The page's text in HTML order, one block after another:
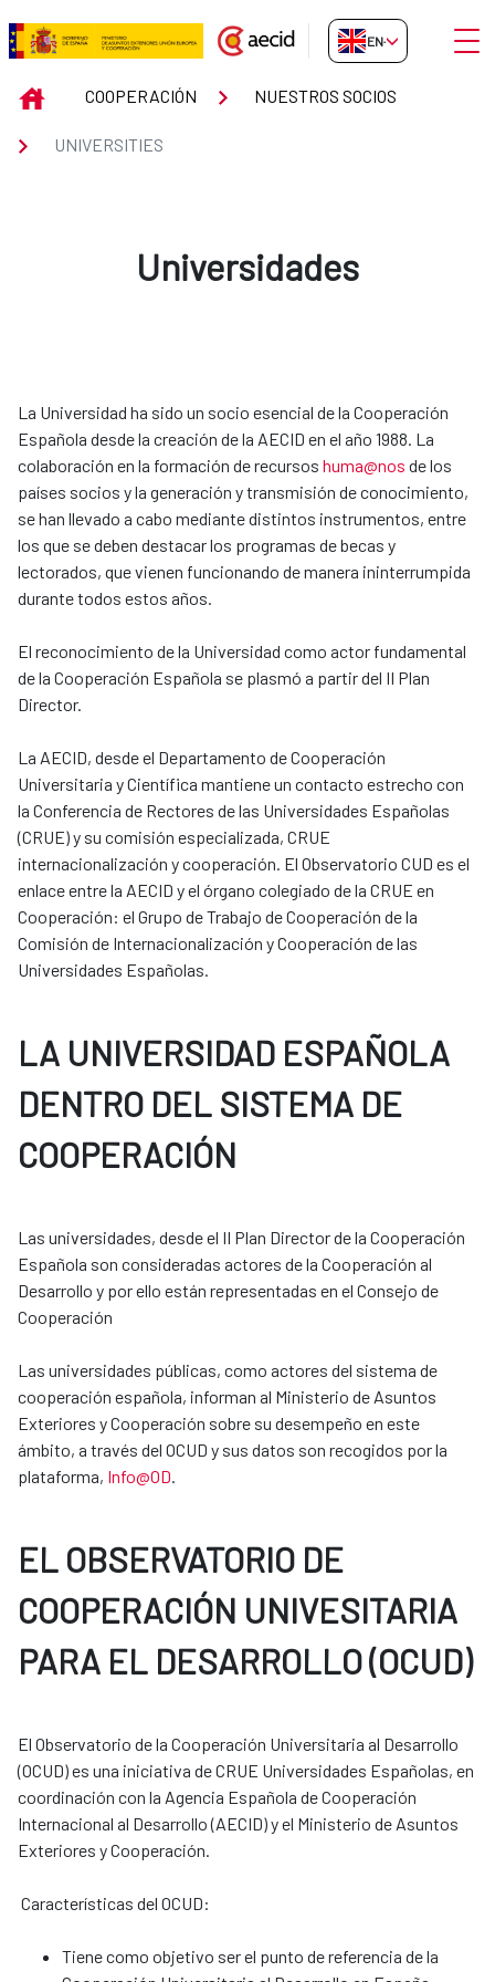
Skip to Main Content
UNIVERSITIES
EN-GB
INICIOCOOPERACIÓN NUESTROS SOCIOS
UNIVERSITIES
Universidades
La Universidad ha sido un socio esencial de la Cooperación
Española desde la creación de la AECID en el año 1988. La
colaboración en la formación de recursos huma@nos de los
países socios y la generación y transmisión de conocimiento,
se han llevado a cabo mediante distintos instrumentos, entre
los que se deben destacar los programas de becas y
lectorados, que vienen funcionando de manera ininterrumpida
durante todos estos años.
El reconocimiento de la Universidad como actor fundamental
de la Cooperación Española se plasmó a partir del II Plan
Director.
La AECID, desde el Departamento de Cooperación
Universitaria y Científica mantiene un contacto estrecho con
la Conferencia de Rectores de las Universidades Españolas
(CRUE) y su comisión especializada, CRUE
internacionalización y cooperación. El Observatorio CUD es el
enlace entre la AECID y el órgano colegiado de la CRUE en
Cooperación: el Grupo de Trabajo de Cooperación de la
Comisión de Internacionalización y Cooperación de las
Universidades Españolas.
LA UNIVERSIDAD ESPAÑOLA
DENTRO DEL SISTEMA DE
COOPERACIÓN
Las universidades, desde el II Plan Director de la Cooperación
Española son consideradas actores de la Cooperación al
Desarrollo y por ello están representadas en el Consejo de
Cooperación
Las universidades públicas, como actores del sistema de
cooperación española, informan al Ministerio de Asuntos
Exteriores y Cooperación sobre su desempeño en este
ámbito, a través del OCUD y sus datos son recogidos por la
plataforma, Info@OD.
EL OBSERVATORIO DE
COOPERACIÓN UNIVESITARIA
PARA EL DESARROLLO (OCUD)
El Observatorio de la Cooperación Universitaria al Desarrollo
(OCUD) es una iniciativa de CRUE Universidades Españolas, en
coordinación con la Agencia Española de Cooperación
Internacional al Desarrollo (AECID) y el Ministerio de Asuntos
Exteriores y Cooperación.
Características del OCUD:
Tiene como objetivo ser el punto de referencia de la